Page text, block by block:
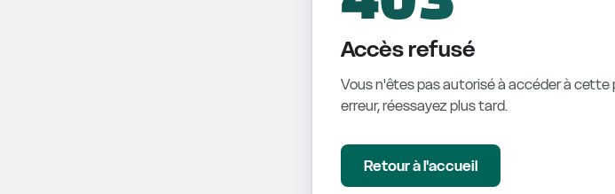
Accès refusé
Vous n'êtes pas autorisé à accéder à cette
erreur, réessayez plus tard.
Retour à l'accueil